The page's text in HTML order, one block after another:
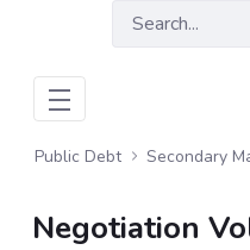
Public Debt Secondary
Negotiation